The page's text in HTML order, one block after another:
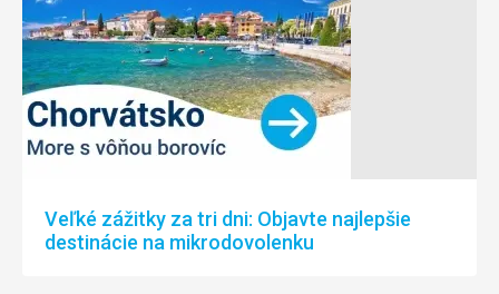
Veľké zážitky za tri dni: Objavte najlepšie
destinácie na mikrodovolenku